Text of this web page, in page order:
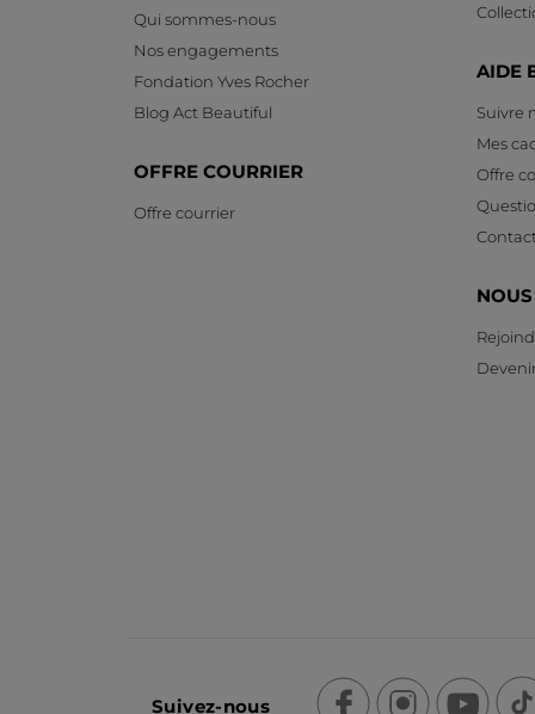
Qui sommes-nous
Nos engagements
Fondation Yves Rocher
Blog Act Beautiful
OFFRE COURRIER
Offre courrier
AIDE
Suivre
Mes
Offre
Suivez-nous